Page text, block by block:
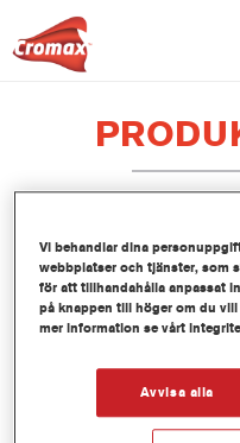
LI450 Imron®
Epoxy Binder
Artikelnummer
Mer information
Vi behandlar dina
webbplatser och tjänster, som
för att tillhandahålla anpassat
på knappen till höger om du
mer information se vårt
Avvisa alla